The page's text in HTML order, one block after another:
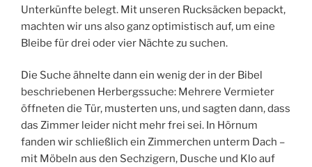
Unterkünfte belegt. Mit unseren Rucksäcken bepackt,
machten wir uns also ganz optimistisch auf, um eine
Bleibe für drei oder vier Nächte zu suchen.
Die Suche ähnelte dann ein wenig der in der Bibel
beschriebenen Herbergssuche: Mehrere Vermieter
öffneten die Tür, musterten uns, und sagten dann, dass
das Zimmer leider nicht mehr frei sei. In Hörnum
fanden wir schließlich ein Zimmerchen unterm Dach –
mit Möbeln aus den Sechzigern, Dusche und Klo auf